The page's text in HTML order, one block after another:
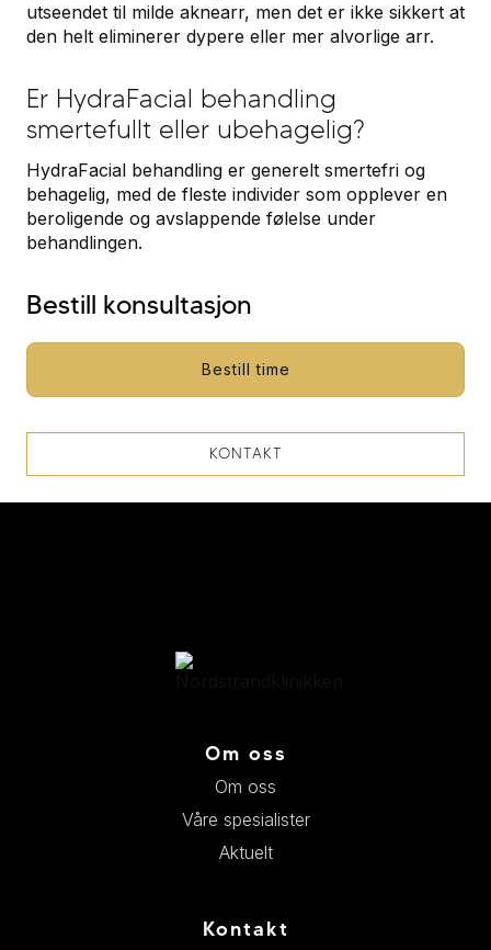
utseendet til milde aknearr, men det er ikke sikkert at
den helt eliminerer dypere eller mer alvorlige arr.
Er HydraFacial behandling
smertefullt eller ubehagelig?
HydraFacial behandling er generelt smertefri og
behagelig, med de fleste individer som opplever en
beroligende og avslappende følelse under
behandlingen.
Bestill konsultasjon
Bestill time
KONTAKT
Om oss
Om oss
Våre spesialister
Aktuelt
Kontakt